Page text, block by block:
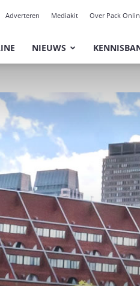
Adverteren Mediakit Over Pack
NIEUWS